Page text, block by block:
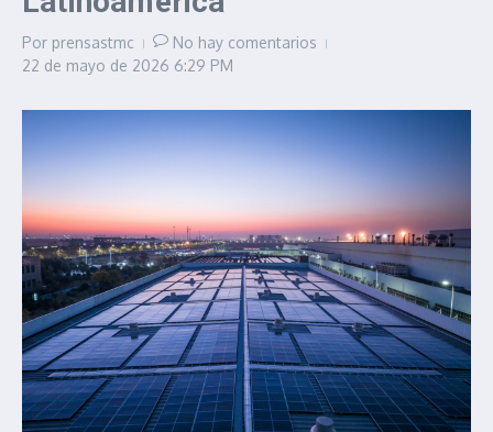
Por prensastmc
No hay comentarios
22 de mayo de 2026 6:29 PM